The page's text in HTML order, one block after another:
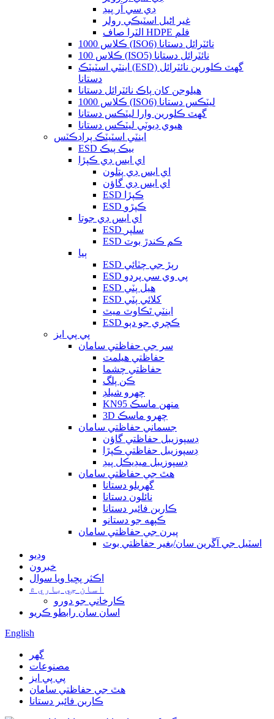
ڊي سي آر پيڊ
غير اڻيل اسٽيڪي رولر
الٽرا صاف HDPE فلم
ڪلاس 1000 (ISO6) نائٽرائل دستانا
ڪلاس 100 (ISO5) نائٽرائل دستانا
اينٽي اسٽيٽڪ (ESD) گھٽ ڪلورين نائٽرائل
دستانا
هيلوجن کان پاڪ نائٽرائل دستانا
ڪلاس 1000 (ISO6) ليٽڪس دستانا
گھٽ ڪلورين وارا ليٽڪس دستانا
هيوي ڊيوٽي ليٽڪس دستانا
اينٽي اسٽيٽڪ پراڊڪٽس
ESD بيڪ پيڪ
اي ايس ڊي ڪپڙا
اي ايس ڊي پتلون
اي ايس ڊي گاؤن
ESD ڪپڙا
ESD ڪپڙو
اي ايس ڊي جوتا
ESD سلپر
ESD ڪم ڪندڙ بوٽ
ٻيا
ESD رٻڙ جي چٽائي
ESD پي وي سي پردو
ESD هيل پٽي
ESD کلائي پٽي
اينٽي ٿڪاوٽ ميٽ
ESD ڪچري جو دٻو
پي پي ايز
سر جي حفاظتي سامان
حفاظتي هيلمٽ
حفاظتي چشما
ڪن پلگ
چهرو شيلڊ
KN95 منهن ماسڪ
3D چهرو ماسڪ
جسماني حفاظتي سامان
ڊسپوزيبل حفاظتي گاؤن
ڊسپوزيبل حفاظتي ڪپڙا
ڊسپوزيبل ميڊيڪل پيڊ
هٿ جي حفاظتي سامان
گهريلو دستانا
نائلون دستانا
ڪاربن فائبر دستانا
ڪپهه جو دستانو
پيرن جي حفاظتي سامان
اسٽيل جي آڱرين سان/بغير حفاظتي بوٽ
وڊيو
خبرون
اڪثر پڇيا ويا سوال
اسان جي باري ۾
ڪارخاني جو دورو
اسان سان رابطو ڪريو
English
گھر
مصنوعات
پي پي ايز
هٿ جي حفاظتي سامان
ڪاربن فائبر دستانا